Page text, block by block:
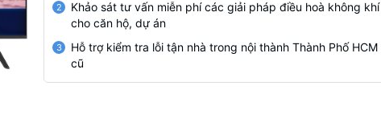
2
Khảo sát tư vấn miễn phí các giải pháp điều hoà không khí
cho căn hộ, dự án
3
Hỗ trợ kiểm tra lỗi tận nhà trong nội thành Thành Phố HCM
cũ